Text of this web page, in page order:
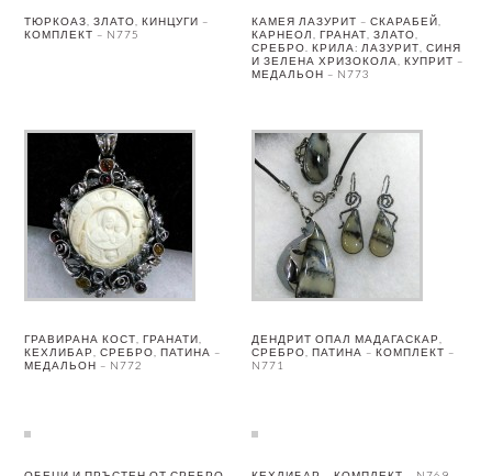
ТЮРКОАЗ, ЗЛАТО, КИНЦУГИ –
КОМПЛЕКТ – N775
КАМЕЯ ЛАЗУРИТ – СКАРАБЕЙ,
КАРНЕОЛ, ГРАНАТ, ЗЛАТО,
СРЕБРО. КРИЛА: ЛАЗУРИТ, СИНЯ
И ЗЕЛЕНА ХРИЗОКОЛА, КУПРИТ –
МЕДАЛЬОН – N773
ГРАВИРАНА КОСТ, ГРАНАТИ,
КЕХЛИБАР, СРЕБРО, ПАТИНА –
МЕДАЛЬОН – N772
ДЕНДРИТ ОПАЛ МАДАГАСКАР,
СРЕБРО, ПАТИНА – КОМПЛЕКТ –
N771